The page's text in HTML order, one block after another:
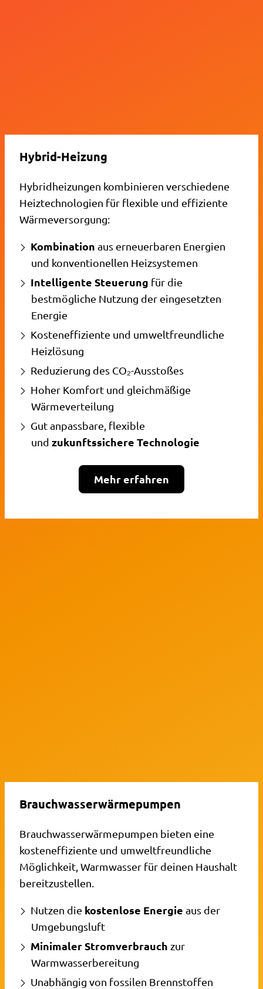
Hybrid-Heizung
Hybridheizungen kombinieren verschiedene
Heiztechnologien für flexible und effiziente
Wärmeversorgung:
Kombination aus erneuerbaren Energien
und konventionellen Heizsystemen
Intelligente Steuerung für die
bestmögliche Nutzung der eingesetzten
Energie
Kosteneffiziente und umweltfreundliche
Heizlösung
Reduzierung des CO₂-Ausstoßes
Hoher Komfort und gleichmäßige
Wärmeverteilung
Gut anpassbare, flexible
und zukunftssichere Technologie
Mehr erfahren
Brauchwasserwärmepumpen
Brauchwasserwärmepumpen bieten eine
kosteneffiziente und umweltfreundliche
Möglichkeit, Warmwasser für deinen Haushalt
bereitzustellen.
Nutzen die kostenlose Energie aus der
Umgebungsluft
Minimaler Stromverbrauch zur
Warmwasserbereitung
Unabhängig von fossilen Brennstoffen